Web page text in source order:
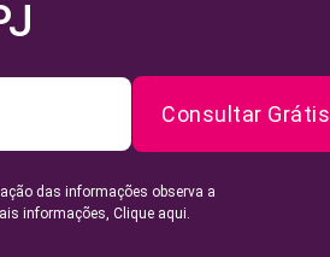
Consultar Grátis
das informações observa a
informações, Clique aqui.